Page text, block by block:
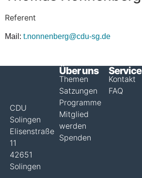
Refe­rent
Mail: t.nonnenberg@cdu-sg.de
CDU
Solingen
Elisenstraße
11
42651
Solingen
Über uns
Themen
Satzungen
Programme
Mitglied
werden
Spenden
Service
Kontakt
FAQ